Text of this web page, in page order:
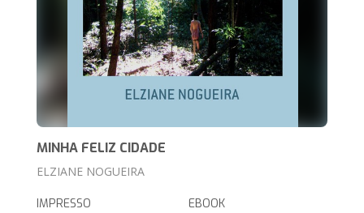
MINHA FELIZ CIDADE
ELZIANE NOGUEIRA
IMPRESSO EBOOK